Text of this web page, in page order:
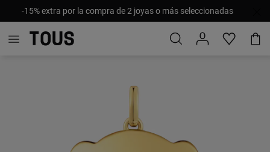
-15% extra por la compra de 2 joyas o más seleccionadas